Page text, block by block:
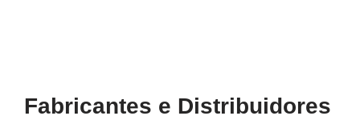
Fabricantes e Distribuidores